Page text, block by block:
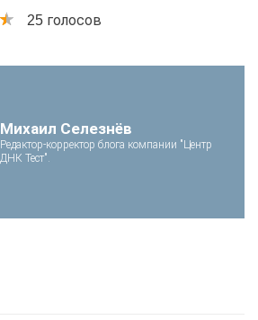
25 голосов
Михаил Селезнёв
Редактор-корректор блога компании "Центр
ДНК Тест".